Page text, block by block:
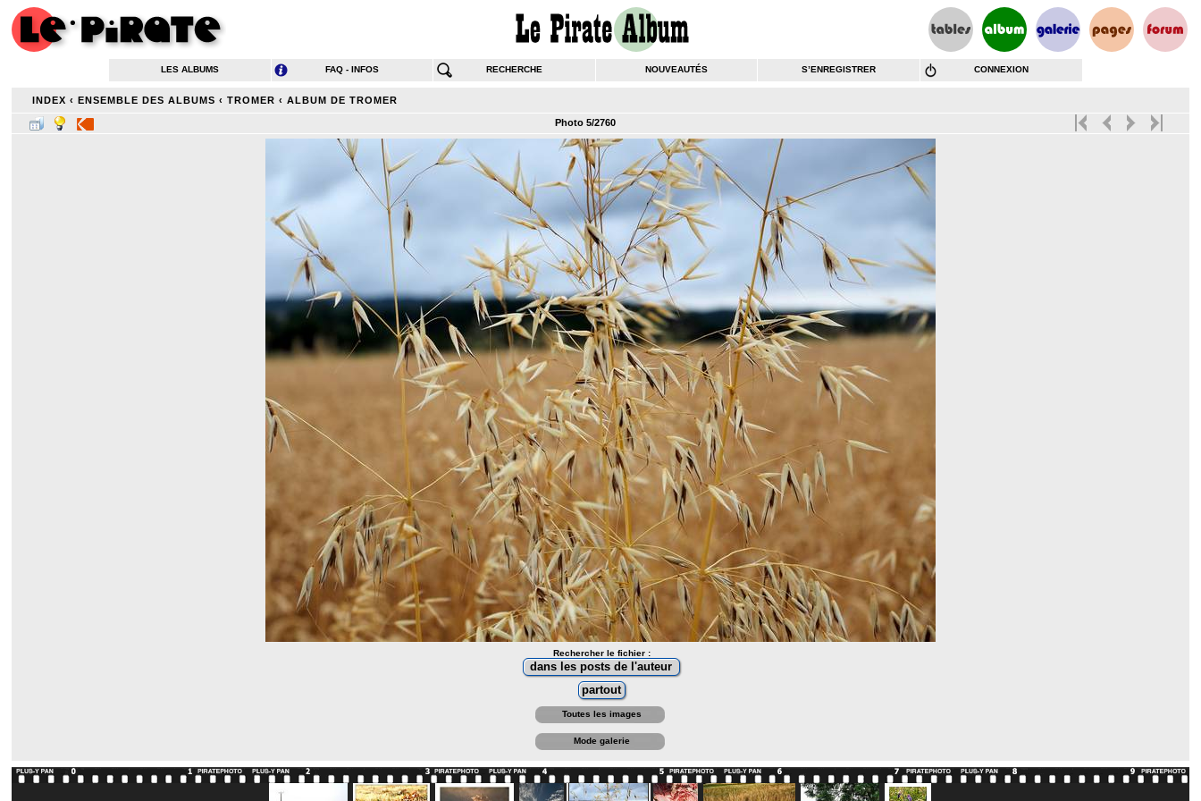
LES ALBUMS FAQ - INFOS RECHERCHE NOUVEAUTÉS S’ENREGISTRER CONNEXION
INDEX ‹ ENSEMBLE DES ALBUMS ‹ TROMER ‹ ALBUM DE TROMER
Photo 5/2760
Rechercher le fichier :
Toutes les images
Mode galerie